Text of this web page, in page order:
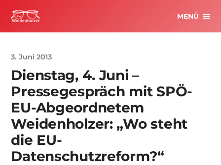
MENÜ
3. Juni 2013
Dienstag, 4. Juni –
Pressegespräch mit SPÖ-
EU-Abgeordnetem
Weidenholzer: „Wo steht
die EU-
Datenschutzreform?“